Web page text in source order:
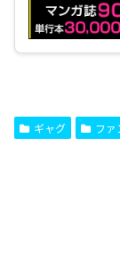
ギャグ ファ